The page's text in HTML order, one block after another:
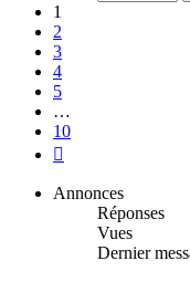
1
2
3
4
5
…
10
Annonces
Réponses
Vues
Dernier